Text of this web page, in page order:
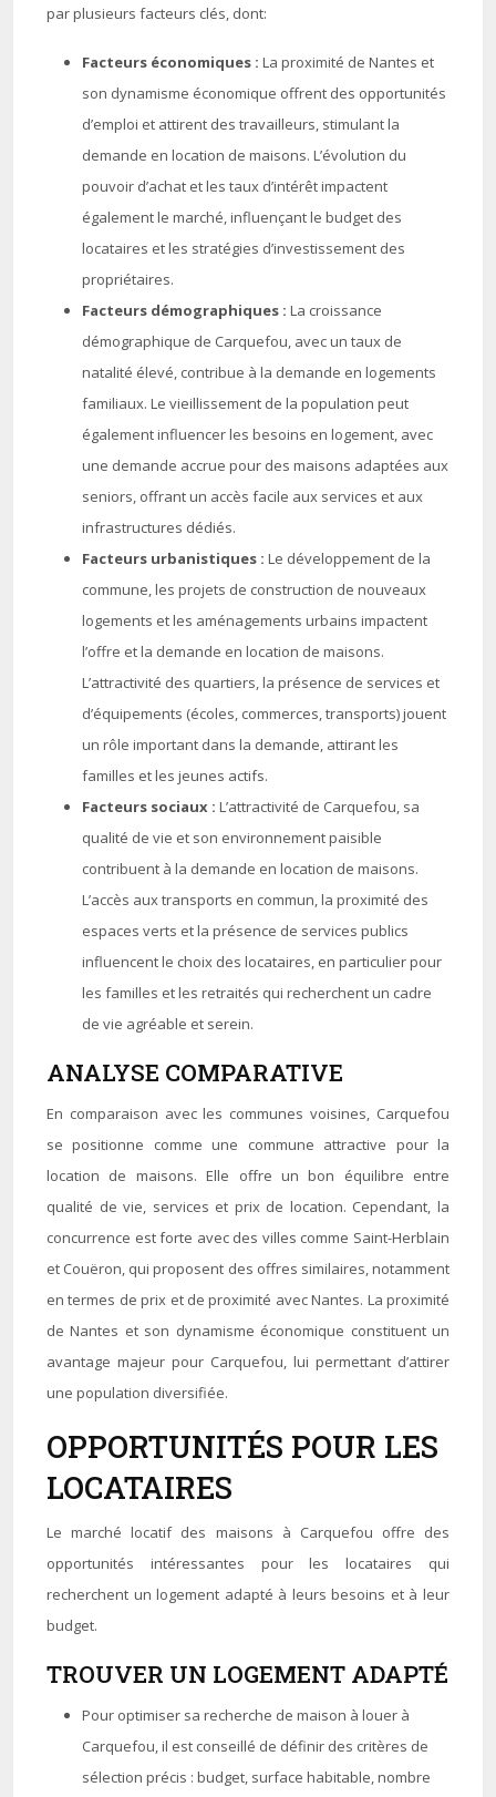
par plusieurs facteurs clés, dont:
Facteurs économiques : La proximité de Nantes et
son dynamisme économique offrent des opportunités
d’emploi et attirent des travailleurs, stimulant la
demande en location de maisons. L’évolution du
pouvoir d’achat et les taux d’intérêt impactent
également le marché, influençant le budget des
locataires et les stratégies d’investissement des
propriétaires.
Facteurs démographiques : La croissance
démographique de Carquefou, avec un taux de
natalité élevé, contribue à la demande en logements
familiaux. Le vieillissement de la population peut
également influencer les besoins en logement, avec
une demande accrue pour des maisons adaptées aux
seniors, offrant un accès facile aux services et aux
infrastructures dédiés.
Facteurs urbanistiques : Le développement de la
commune, les projets de construction de nouveaux
logements et les aménagements urbains impactent
l’offre et la demande en location de maisons.
L’attractivité des quartiers, la présence de services et
d’équipements (écoles, commerces, transports) jouent
un rôle important dans la demande, attirant les
familles et les jeunes actifs.
Facteurs sociaux : L’attractivité de Carquefou, sa
qualité de vie et son environnement paisible
contribuent à la demande en location de maisons.
L’accès aux transports en commun, la proximité des
espaces verts et la présence de services publics
influencent le choix des locataires, en particulier pour
les familles et les retraités qui recherchent un cadre
de vie agréable et serein.
ANALYSE COMPARATIVE
En comparaison avec les communes voisines, Carquefou
se positionne comme une commune attractive pour la
location de maisons. Elle offre un bon équilibre entre
qualité de vie, services et prix de location. Cependant, la
concurrence est forte avec des villes comme Saint-Herblain
et Couëron, qui proposent des offres similaires, notamment
en termes de prix et de proximité avec Nantes. La proximité
de Nantes et son dynamisme économique constituent un
avantage majeur pour Carquefou, lui permettant d’attirer
une population diversifiée.
OPPORTUNITÉS POUR LES
LOCATAIRES
Le marché locatif des maisons à Carquefou offre des
opportunités intéressantes pour les locataires qui
recherchent un logement adapté à leurs besoins et à leur
budget.
TROUVER UN LOGEMENT ADAPTÉ
Pour optimiser sa recherche de maison à louer à
Carquefou, il est conseillé de définir des critères de
sélection précis : budget, surface habitable, nombre